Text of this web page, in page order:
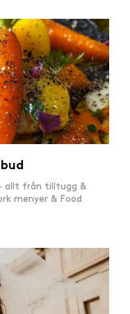
allt från tilltugg &
menyer & Food